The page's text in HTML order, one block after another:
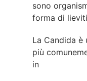
sono
forma di
La Candida
più
in